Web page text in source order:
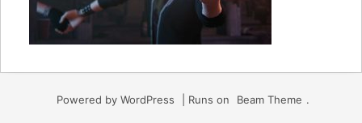
Powered by WordPress Runs on Beam Theme .